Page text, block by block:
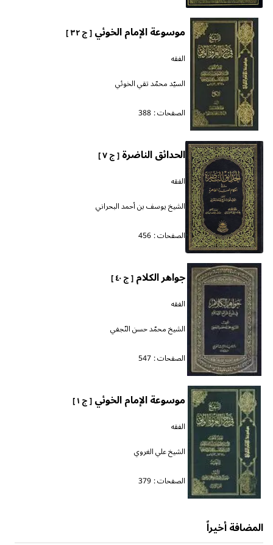
موسوعة الإمام الخوئي[ ج ٣٢ ]
الفقه
السيّد محمّد تقي الخوئي
الصفحات : 388
الحدائق الناضرة[ ج ٧ ]
الفقه
الشيخ يوسف بن أحمد البحراني
الصفحات : 456
جواهر الكلام[ ج ٤٠ ]
الفقه
الشيخ محمّد حسن النّجفي
الصفحات : 547
موسوعة الإمام الخوئي[ ج ١ ]
الفقه
الشيخ علي الغروي
الصفحات : 379
المضافة أخيراً